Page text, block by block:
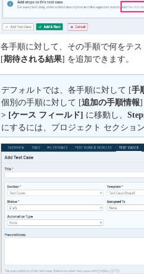
各手順に対して、その手順で何をテ
[期待される結果] を追加できます。
デフォルトでは、各手順に対して [手
個別の手順に対して [追加の手順情報]
> [ケース フィールド] に移動し、
にするには、プロジェクト セクショ